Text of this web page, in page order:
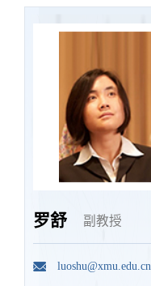
罗舒 副教授
luoshu@xmu.edu.cn